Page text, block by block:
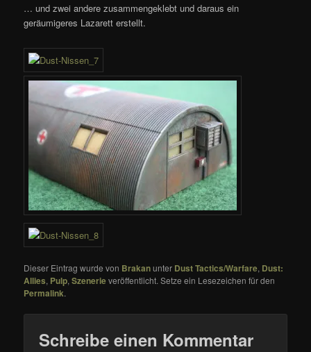
… und zwei andere zusammengeklebt und daraus ein
geräumigeres Lazarett erstellt.
Dieser Eintrag wurde von Brakanunter Dust Tactics/Warfare, Dust:
Allies, Pulp,Szenerieveröffentlicht. Setze ein Lesezeichen für den
Permalink.
Schreibe einen Kommentar